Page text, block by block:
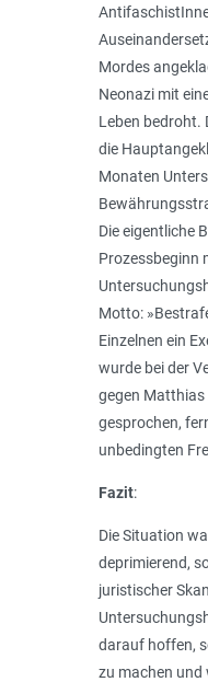
Mordes
Neonazi mit
Leben bedroht.
die
Monaten
Die eigentliche
Prozessbeginn
Motto:
Einzelnen ein
wurde bei der
gegen Matthias
gesprochen,
unbedingten
Fazit:
Die Situation
deprimierend,
juristischer
darauf hoffen,
zu machen und